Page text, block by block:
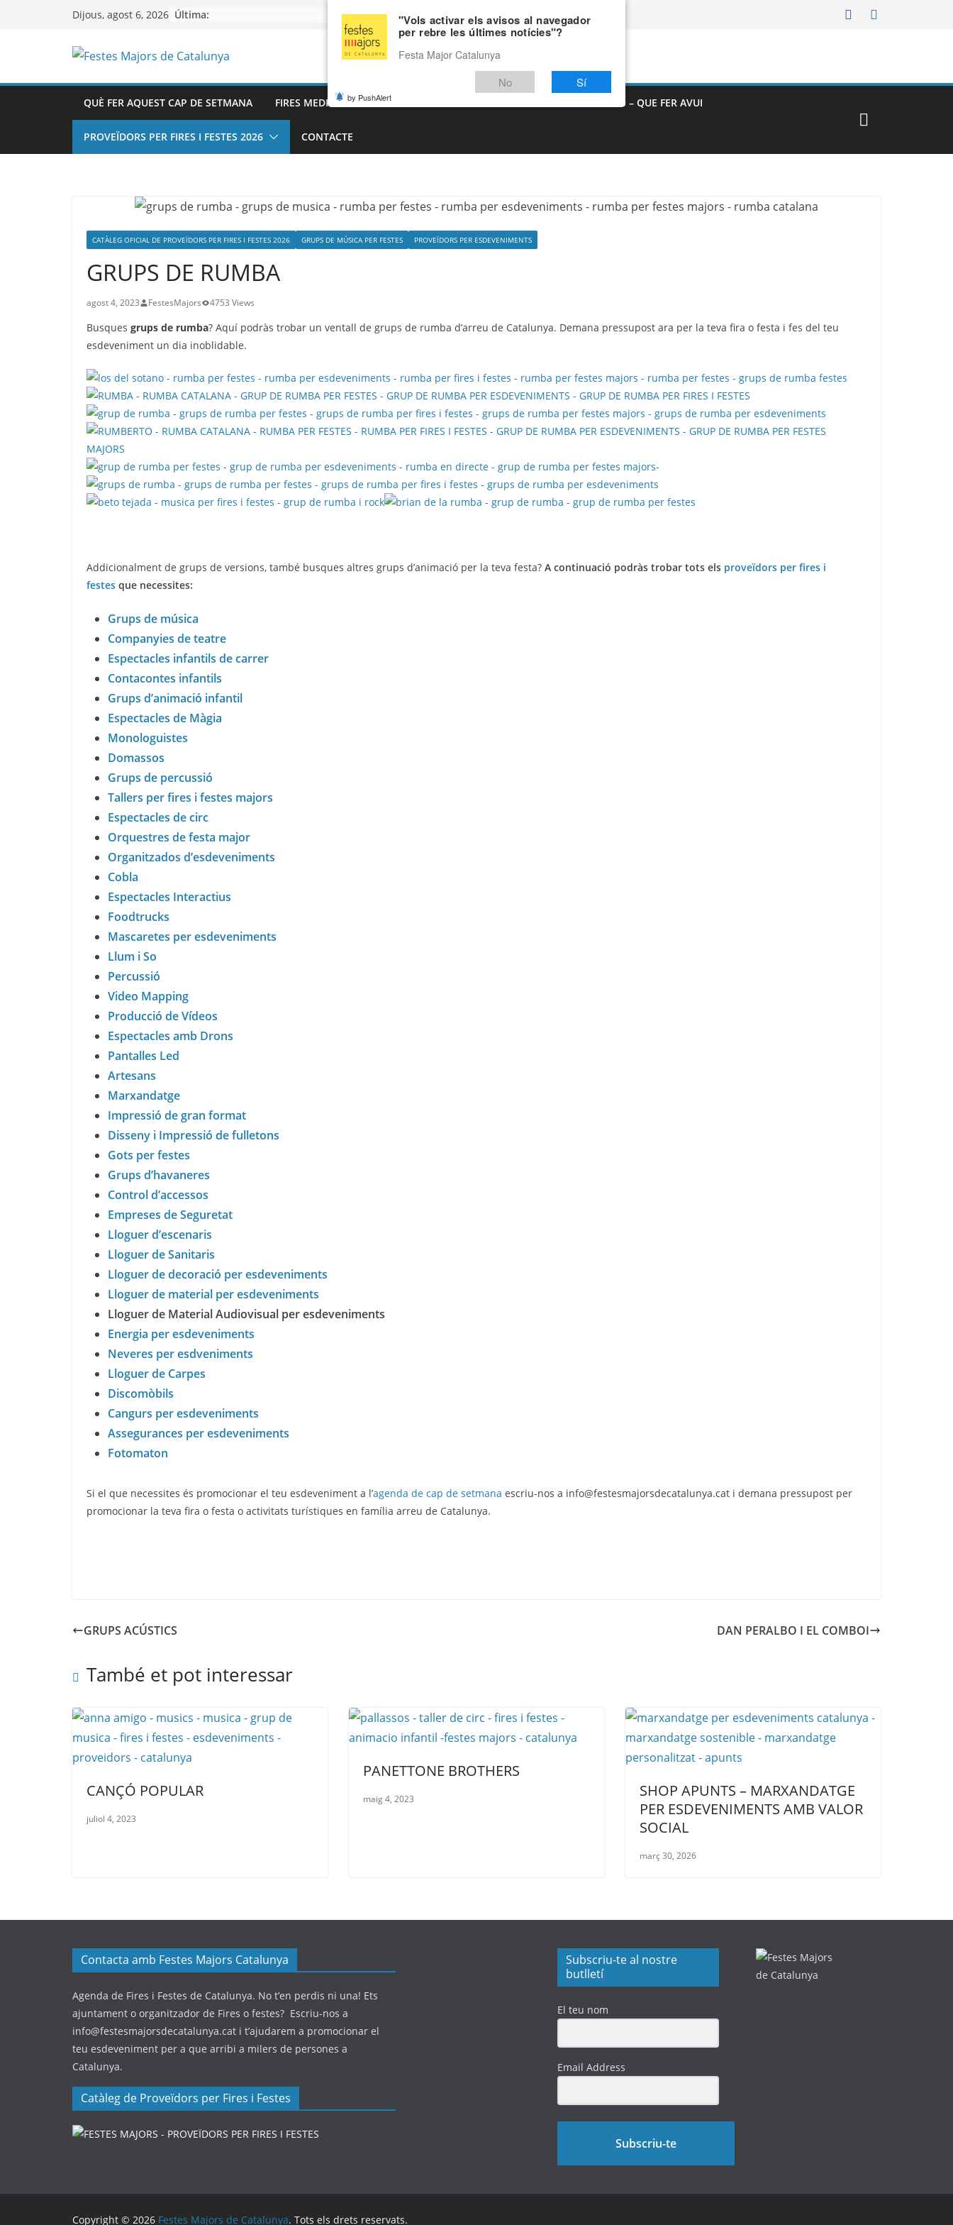
Dijous, agost 6, 2026 Última:
QUÈ FER AQUEST CAP DE SETMANA FIRES MEDIEVALS – AGENDA DE FIRES MEDIEVALS 2026 FIRES I FESTES – QUE FER AVUI
PROVEÏDORS PER FIRES I FESTES 2026 CONTACTE
CATÀLEG OFICIAL DE PROVEÏDORS PER FIRES I FESTES 2026 GRUPS DE MÚSICA PER FESTES PROVEÏDORS PER ESDEVENIMENTS
GRUPS DE RUMBA
agost 4, 2023 FestesMajors 4753 Views
Busques grups de rumba? Aquí podràs trobar un ventall de grups de rumba d’arreu de Catalunya. Demana pressupost ara per la teva fira o festa i fes del teu
esdeveniment un dia inoblidable.
Addicionalment de grups de versions, també busques altres grups d’animació per la teva festa? A continuació podràs trobar tots els proveïdors per fires i
festes que necessites:
Grups de música
Companyies de teatre
Espectacles infantils de carrer
Contacontes infantils
Grups d’animació infantil
Espectacles de Màgia
Monologuistes
Domassos
Grups de percussió
Tallers per fires i festes majors
Espectacles de circ
Orquestres de festa major
Organitzados d’esdeveniments
Cobla
Espectacles Interactius
Foodtrucks
Mascaretes per esdeveniments
Llum i So
Percussió
Video Mapping
Producció de Vídeos
Espectacles amb Drons
Pantalles Led
Artesans
Marxandatge
Impressió de gran format
Disseny i Impressió de fulletons
Gots per festes
Grups d’havaneres
Control d’accessos
Empreses de Seguretat
Lloguer d’escenaris
Lloguer de Sanitaris
Lloguer de decoració per esdeveniments
Lloguer de material per esdeveniments
Lloguer de Material Audiovisual per esdeveniments
Energia per esdeveniments
Neveres per esdveniments
Lloguer de Carpes
Discomòbils
Cangurs per esdeveniments
Assegurances per esdeveniments
Fotomaton
Si el que necessites és promocionar el teu esdeveniment a l’agenda de cap de setmana escriu-nos a info@festesmajorsdecatalunya.cat i demana pressupost per
promocionar la teva fira o festa o activitats turístiques en família arreu de Catalunya.
GRUPS ACÚSTICS DAN PERALBO I EL COMBOI
També et pot interessar
CANÇÓ POPULAR
juliol 4, 2023
PANETTONE BROTHERS
maig 4, 2023
SHOP APUNTS – MARXANDATGE
PER ESDEVENIMENTS AMB VALOR
SOCIAL
març 30, 2026
Contacta amb Festes Majors Catalunya
Agenda de Fires i Festes de Catalunya. No t’en perdis ni una! Ets
ajuntament o organitzador de Fires o festes? Escriu-nos a
info@festesmajorsdecatalunya.cat i t’ajudarem a promocionar el
teu esdeveniment per a que arribi a milers de persones a
Catalunya.
Catàleg de Proveïdors per Fires i Festes
Subscriu-te al nostre
butlletí
El teu nom
Email Address
Subscriu-te
Copyright © 2026 Festes Majors de Catalunya. Tots els drets reservats.
"Vols activar els avisos al navegador
per rebre les últimes notícies"?
Festa Major Catalunya
No Sí
by PushAlert